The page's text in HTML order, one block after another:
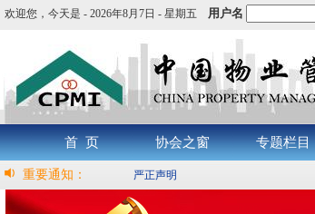
欢迎您， 今天是 - 2026年8月7日 - 星期五 用户名
首 页 协会之窗 专题栏目
重要通知： 严正声明